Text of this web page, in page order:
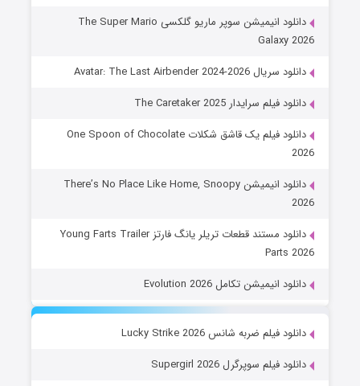
دانلود انیمیشن سوپر ماریو گلکسی The Super Mario
Galaxy 2026
دانلود سریال Avatar: The Last Airbender 2024-2026
دانلود فیلم سرایدار The Caretaker 2025
دانلود فیلم یک قاشق شکلات One Spoon of Chocolate
2026
دانلود انیمیشن There’s No Place Like Home, Snoopy
2026
دانلود مستند قطعات تریلر یانگ فارتز Young Farts Trailer
Parts 2026
دانلود انیمیشن تکامل Evolution 2026
دانلود فیلم ضربه شانس Lucky Strike 2026
دانلود فیلم سوپرگرل Supergirl 2026